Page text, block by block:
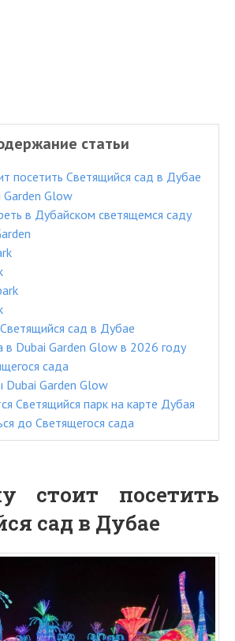
статьи
посетить Светящийся сад в Дубае
Glow
в Дубайском светящемся саду
сад в Дубае
в Dubai Garden Glow в 2026 году
сада
Dubai Garden Glow
Светящийся парк на карте Дубая
до Светящегося сада
стоит посетить
сад в Дубае